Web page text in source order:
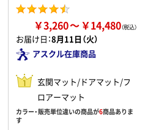
￥3,260 ￥14,480
お届け日：8月11日（火）
アスクル在庫商品
玄関マット/ドアマット/フ
ロアーマット
カラー・販売単位違いの商品が6商品ありま
す